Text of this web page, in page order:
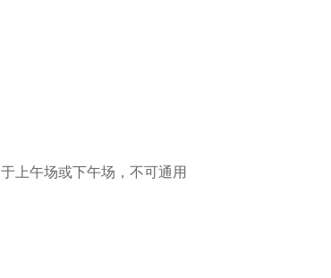
上午场或下午场，不可通用